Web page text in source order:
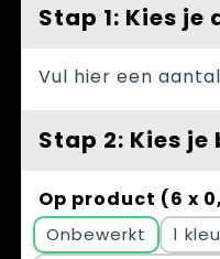
Waterflesjes
Stap 1: Kies je
Vul hier een
Stap 2: Kies
Op product (6 x
Onbewerkt
1